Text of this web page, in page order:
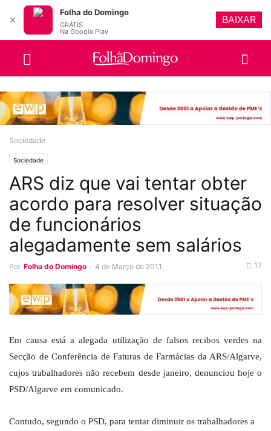
Sociedade
Sociedade
ARS diz que vai tentar obter
acordo para resolver situação
de funcionários
alegadamente sem salários
Por Folha do Domingo - 4 de Março de 2011 17
Em causa está a alegada utilização de falsos recibos verdes na
Secção de Conferência de Faturas de Farmácias da ARS/Algarve,
cujos trabalhadores não recebem desde janeiro, denunciou hoje o
PSD/Algarve em comunicado.
Contudo, segundo o PSD, para tentar diminuir os trabalhadores a
✕
Folha do Domingo
GRÁTIS
Na Google Play
BAIXAR